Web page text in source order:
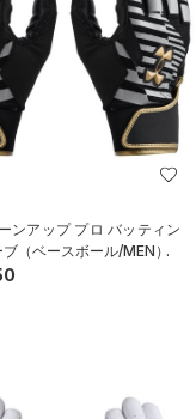
ンアップ プロ バッティン
ブ（ベースボール/MEN）